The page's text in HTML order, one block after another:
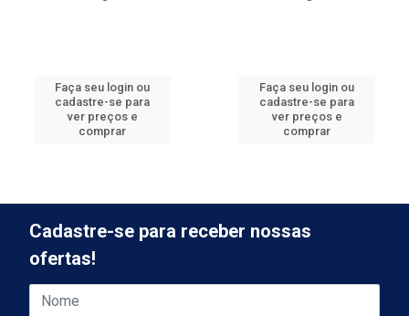
Faça seu login ou
cadastre-se para
ver preços e
comprar
Faça seu login ou
cadastre-se para
ver preços e
comprar
Cadastre-se para receber nossas
ofertas!